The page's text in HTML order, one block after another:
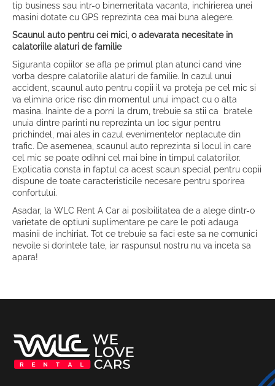
tip business sau intr-o binemeritata vacanta, inchirierea unei
masini dotate cu GPS reprezinta cea mai buna alegere.
Scaunul auto pentru cei mici, o adevarata necesitate in
calatoriile alaturi de familie
Siguranta copiilor se afla pe primul plan atunci cand vine
vorba despre calatoriile alaturi de familie. In cazul unui
accident, scaunul auto pentru copii il va proteja pe cel mic si
va elimina orice risc din momentul unui impact cu o alta
masina. Inainte de a porni la drum, trebuie sa stii ca bratele
unuia dintre parinti nu reprezinta un loc sigur pentru
prichindel, mai ales in cazul evenimentelor neplacute din
trafic. De asemenea, scaunul auto reprezinta si locul in care
cel mic se poate odihni cel mai bine in timpul calatoriilor.
Explicatia consta in faptul ca acest scaun special pentru copii
dispune de toate caracteristicile necesare pentru sporirea
confortului.
Asadar, la WLC Rent A Car ai posibilitatea de a alege dintr-o
varietate de optiuni suplimentare pe care le poti adauga
masinii de inchiriat. Tot ce trebuie sa faci este sa ne comunici
nevoile si dorintele tale, iar raspunsul nostru nu va inceta sa
apara!